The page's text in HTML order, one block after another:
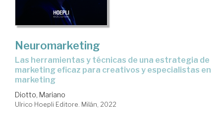
Neuromarketing
las herramientas y técnicas de una estrategia de
marketing eficaz para creativos y especialistas en
marketing
Diotto, Mariano
Ulrico Hoepli Editore. Milán, 2022